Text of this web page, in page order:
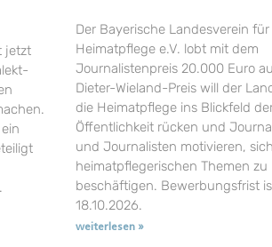
jetzt
Der Bayerische Landesverein für
Heimatpflege e.V. lobt mit dem
Journalistenpreis 20.000 Euro
Dieter-Wieland-Preis will der
die Heimatpflege ins Blickfeld
Öffentlichkeit rücken und
und Journalisten motivieren,
heimatpflegerischen Themen zu
beschäftigen. Bewerbungsfrist
18.10.2026.
weiterlesen »